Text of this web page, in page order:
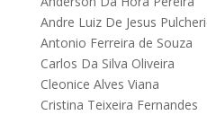
Andre Luiz De Jesus
Antonio Ferreira de Souza
Carlos Da Silva Oliveira
Cleonice Alves Viana
Cristina Teixeira Fernandes